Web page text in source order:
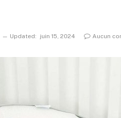
Updated: juin 15, 2024 Aucun